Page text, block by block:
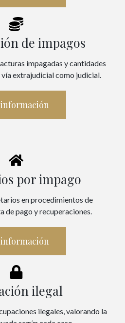
de impagos
impagadas y cantidades
extrajudicial como judicial.
información
por impago
en procedimientos de
de pago y recuperaciones.
información
ilegal
ilegales, valorando la